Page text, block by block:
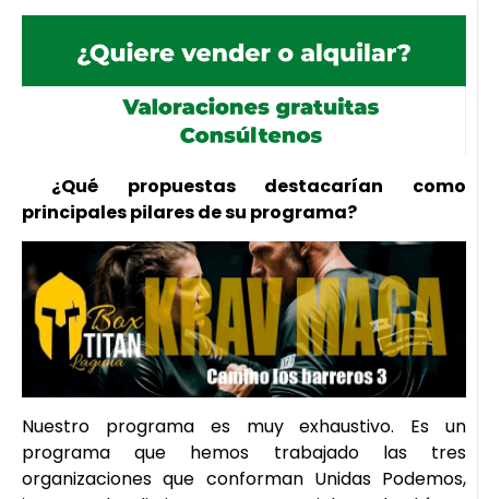
¿Qué propuestas destacarían como
principales pilares de su programa?
Nuestro programa es muy exhaustivo. Es un
programa que hemos trabajado las tres
organizaciones que conforman Unidas Podemos,